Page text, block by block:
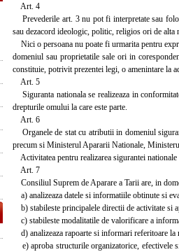
Art. 4
Prevederile art. 3 nu pot fi interpretate sau
sau dezacord ideologic, politic, religios ori de alta
Nici o persoana nu poate fi urmarita pentru
domeniul sau proprietatile sale ori in
constituie, potrivit prezentei legi, o amenintare la
Art. 5
Siguranta nationala se realizeaza in
drepturile omului la care este parte.
Art. 6
Organele de stat cu atributii in domeniul
precum si Ministerul Apararii Nationale,
Activitatea pentru realizarea sigurantei
Art. 7
Consiliul Suprem de Aparare a Tarii are, in
a) analizeaza datele si informatiile obtinute si
b) stabileste principalele directii de activitate si
c) stabileste modalitatile de valorificare a
d) analizeaza rapoarte si informari referitoare
e) aproba structurile organizatorice, efectivele